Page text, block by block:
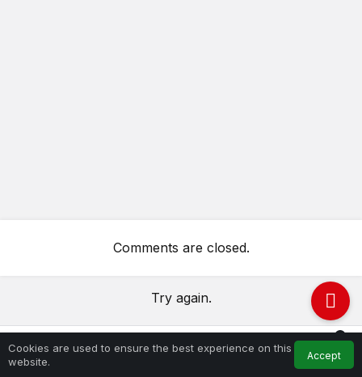
Comments are closed.
Try again.
Cookies are used to ensure the best experience on this
website.
Accept
Home Notifications